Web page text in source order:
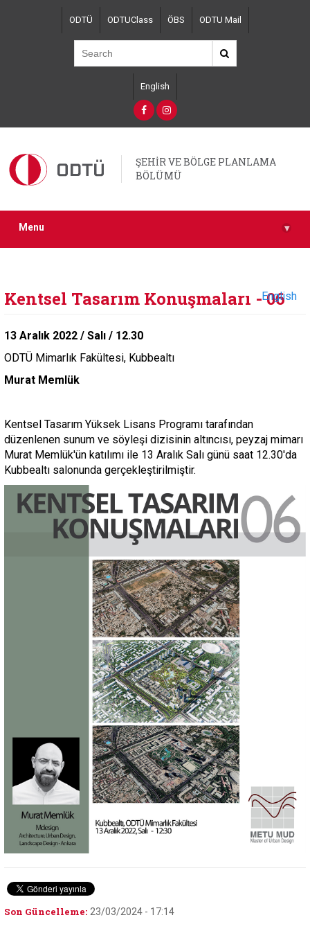
ODTÜ ODTUClass ÖBS ODTU Mail
English
ŞEHİR VE BÖLGE PLANLAMA
BÖLÜMÜ
Menu ▾
Kentsel Tasarım Konuşmaları - 06
English
13 Aralık 2022 / Salı / 12.30
ODTÜ Mimarlık Fakültesi, Kubbealtı
Murat Memlük
Kentsel Tasarım Yüksek Lisans Programı tarafından
düzenlenen sunum ve söyleşi dizisinin altıncısı, peyzaj mimarı
Murat Memlük'ün katılımı ile 13 Aralık Salı günü saat 12.30'da
Kubbealtı salonunda gerçekleştirilmiştir.
Son Güncelleme: 23/03/2024 - 17:14